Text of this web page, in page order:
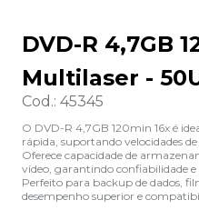
DVD-R 4,7GB
Multilaser -
Cod.: 45345
O DVD-R 4,7GB 120min 16x é
rápida, suportando velocidades
Oferece capacidade de
vídeo, garantindo confiabilidade e
Perfeito para backup de dados,
desempenho superior e